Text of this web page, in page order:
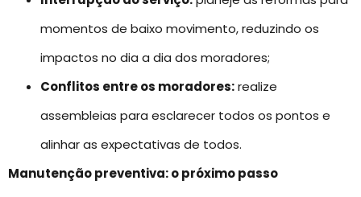
momentos de baixo movimento, reduzindo os
impactos no dia a dia dos moradores;
Conflitos entre os moradores:realize
assembleias para esclarecer todos os pontos e
alinhar as expectativas de todos.
Manutenção preventiva: o próximo passo